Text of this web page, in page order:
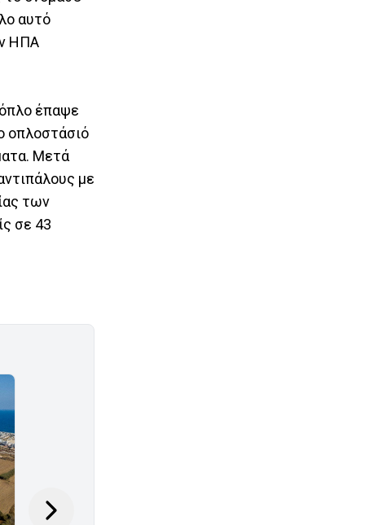
αυτό
ΗΠΑ
έπαψε
οπλοστάσιό
Μετά
με
των
σε 43